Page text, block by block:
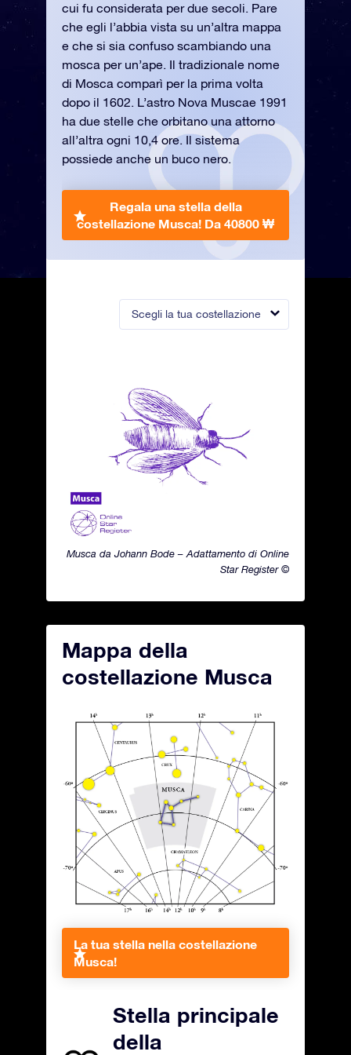
Scegli la tua costellazione
Musca da Johann Bode – Adattamento di Online
Star Register ©
cui fu considerata per due secoli. Pare
che egli l’abbia vista su un’altra mappa
e che si sia confuso scambiando una
mosca per un’ape. Il tradizionale nome
di Mosca comparì per la prima volta
dopo il 1602. L’astro Nova Muscae 1991
ha due stelle che orbitano una attorno
all’altra ogni 10,4 ore. Il sistema
possiede anche un buco nero.
Regala una stella della
costellazione Musca! Da 40800 ₩
Mappa della
costellazione Musca
La tua stella nella costellazione
Musca!
Stella principale
della